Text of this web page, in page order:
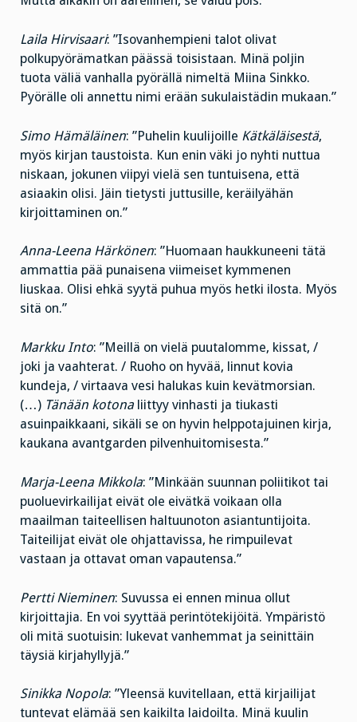
Laila Hirvisaari: ”Isovanhempieni talot olivat
polkupyörämatkan päässä toisistaan. Minä poljin
tuota väliä vanhalla pyörällä nimeltä Miina Sinkko.
Pyörälle oli annettu nimi erään sukulaistädin mukaan.”
Simo Hämäläinen: ”Puhelin kuulijoille Kätkäläisestä,
myös kirjan taustoista. Kun enin väki jo nyhti nuttua
niskaan, jokunen viipyi vielä sen tuntuisena, että
asiaakin olisi. Jäin tietysti juttusille, keräilyähän
kirjoittaminen on.”
Anna-Leena Härkönen: ”Huomaan haukkuneeni tätä
ammattia pää punaisena viimeiset kymmenen
liuskaa. Olisi ehkä syytä puhua myös hetki ilosta. Myös
sitä on.”
Markku Into: ”Meillä on vielä puutalomme, kissat, /
joki ja vaahterat. / Ruoho on hyvää, linnut kovia
kundeja, / virtaava vesi halukas kuin kevätmorsian.
(…) Tänään kotona liittyy vinhasti ja tiukasti
asuinpaikkaani, sikäli se on hyvin helppotajuinen kirja,
kaukana avantgarden pilvenhuitomisesta.”
Marja-Leena Mikkola: ”Minkään suunnan poliitikot tai
puoluevirkailijat eivät ole eivätkä voikaan olla
maailman taiteellisen haltuunoton asiantuntijoita.
Taiteilijat eivät ole ohjattavissa, he rimpuilevat
vastaan ja ottavat oman vapautensa.”
Pertti Nieminen: Suvussa ei ennen minua ollut
kirjoittajia. En voi syyttää perintötekijöitä. Ympäristö
oli mitä suotuisin: lukevat vanhemmat ja seinittäin
täysiä kirjahyllyjä.”
Sinikka Nopola: ”Yleensä kuvitellaan, että kirjailijat
tuntevat elämää sen kaikilta laidoilta. Minä kuulin